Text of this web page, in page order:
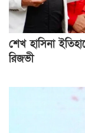
শেখ হাসিনা
রিজভী